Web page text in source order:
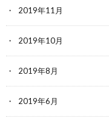
2019年11月
2019年10月
2019年8月
2019年6月